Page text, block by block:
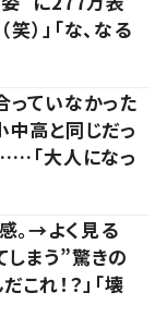
）」「な、なる
っていなかった
高と同じだっ
「大人になっ
。→よく見る
まう”驚きの
れ！？」「壊